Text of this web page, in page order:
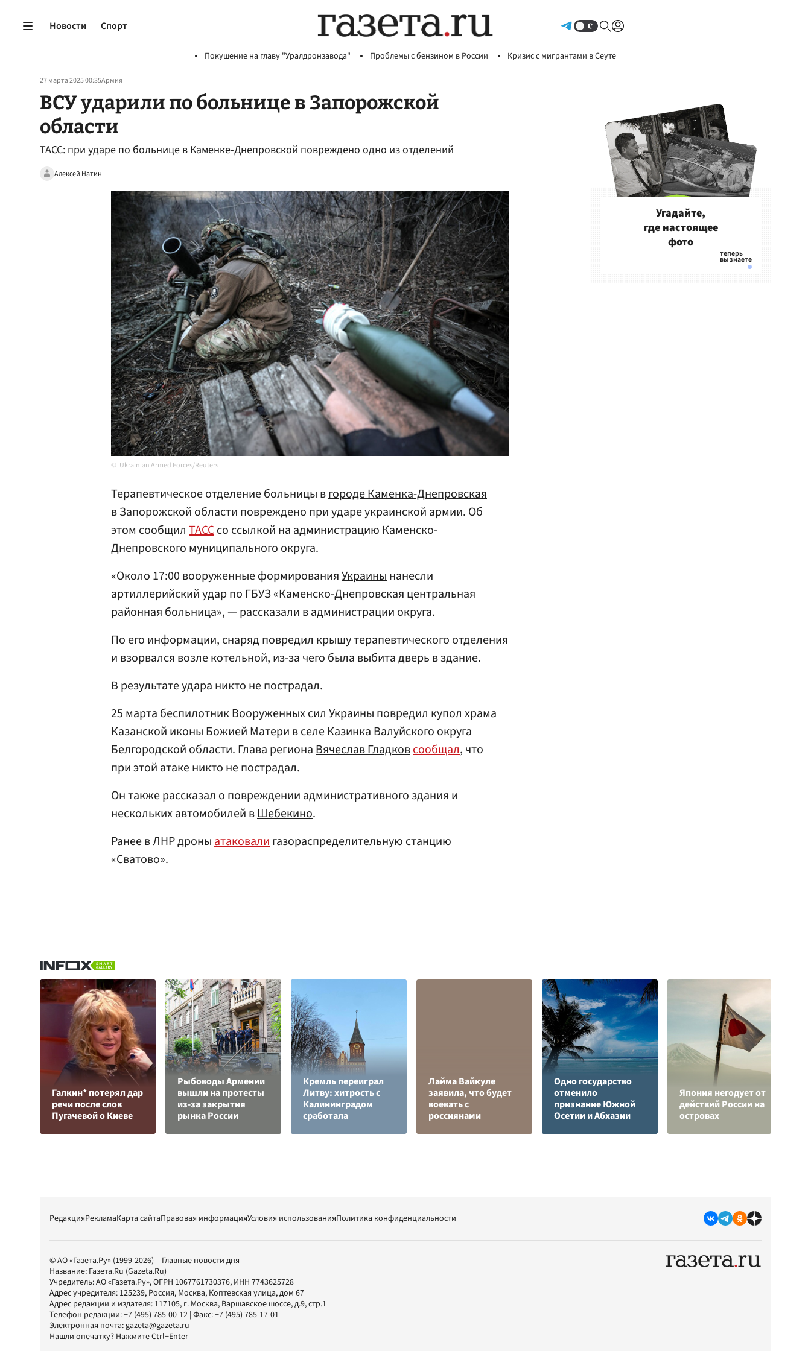
Новости Спорт
Покушение на главу "Уралдронзавода" Проблемы с бензином в России Кризис с мигрантами в Сеуте
27 марта 2025 00:35Армия
ВСУ ударили по больнице в Запорожской
области
ТАСС: при ударе по больнице в Каменке-Днепровской повреждено одно из отделений
Алексей Натин
Ukrainian Armed Forces/Reuters
Терапевтическое отделение больницы вгороде Каменка-Днепровская
в Запорожской области повреждено при ударе украинской армии. Об
этом сообщил ТАССсо ссылкой на администрацию Каменско-
Днепровского муниципального округа.
«Около 17:00 вооруженные формированияУкраинынанесли
артиллерийский удар по ГБУЗ «Каменско-Днепровская центральная
районная больница», — рассказали в администрации округа.
По его информации, снаряд повредил крышу терапевтического отделения
и взорвался возле котельной, из-за чего была выбита дверь в здание.
В результате удара никто не пострадал.
25 марта беспилотник Вооруженных сил Украины повредил купол храма
Казанской иконы Божией Матери в селе Казинка Валуйского округа
Белгородской области. Глава регионаВячеслав Гладковсообщал, что
при этой атаке никто не пострадал.
Он также рассказал о повреждении административного здания и
нескольких автомобилей вШебекино.
Ранее в ЛНР дроныатаковалигазораспределительную станцию
«Сватово».
Угадайте,
где настоящее
фото
Галкин* потерял дар
речи после слов
Пугачевой о Киеве
Рыбоводы Армении
вышли на протесты
из-за закрытия
рынка России
Кремль переиграл
Литву: хитрость с
Калининградом
сработала
Лайма Вайкуле
заявила, что будет
воевать с
россиянами
Одно государство
отменило
признание Южной
Осетии и Абхазии
Япония негодует от
действий России на
островах
РедакцияРекламаКарта сайтаПравовая информацияУсловия использованияПолитика конфиденциальности
© АО «Газета.Ру» (1999-2026) – Главные новости дня
Название: Газета.Ru (Gazeta.Ru)
Учредитель:АО «Газета.Ру», ОГРН 1067761730376, ИНН 7743625728
Адрес учредителя: 125239, Россия, Москва, Коптевская улица, дом 67
Адрес редакции и издателя: 117105, г. Москва, Варшавское шоссе, д.9, стр.1
Телефон редакции:+7 (495) 785-00-12 | Факс:+7 (495) 785-17-01
Электронная почта:gazeta@gazeta.ru
Нашли опечатку? Нажмите Ctrl+Enter